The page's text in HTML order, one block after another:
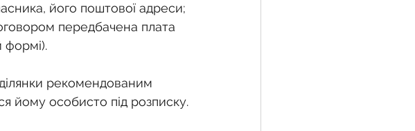
його поштової адреси;
передбачена плата
формі).
рекомендованим
йому особисто під розписку.